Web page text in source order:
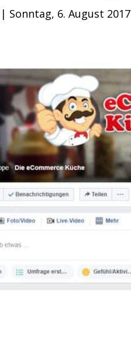
Sonntag, 6. August 2017